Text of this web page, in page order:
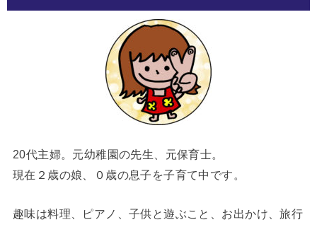
20代主婦。元幼稚園の先生、元保育士。
現在２歳の娘、０歳の息子を子育て中です。
趣味は料理、ピアノ、子供と遊ぶこと、お出かけ、旅行